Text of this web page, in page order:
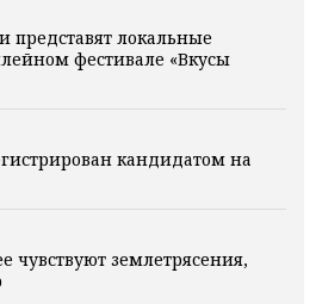
представят локальные
фестивале «Вкусы
кандидатом на
чувствуют землетрясения,